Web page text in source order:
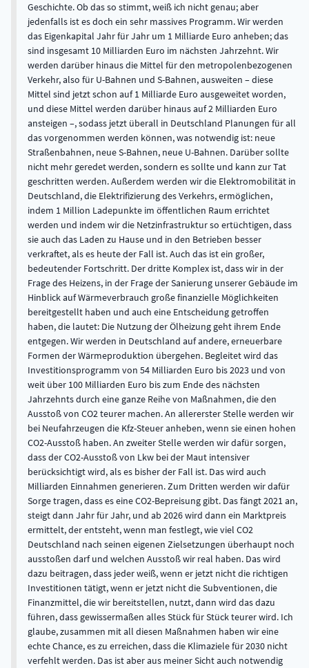
Geschichte. Ob das so stimmt, weiß ich nicht genau; aber
jedenfalls ist es doch ein sehr massives Programm. Wir werden
das Eigenkapital Jahr für Jahr um 1 Milliarde Euro anheben; das
sind insgesamt 10 Milliarden Euro im nächsten Jahrzehnt. Wir
werden darüber hinaus die Mittel für den metropolenbezogenen
Verkehr, also für U-Bahnen und S-Bahnen, ausweiten – diese
Mittel sind jetzt schon auf 1 Milliarde Euro ausgeweitet worden,
und diese Mittel werden darüber hinaus auf 2 Milliarden Euro
ansteigen –, sodass jetzt überall in Deutschland Planungen für all
das vorgenommen werden können, was notwendig ist: neue
Straßenbahnen, neue S-Bahnen, neue U-Bahnen. Darüber sollte
nicht mehr geredet werden, sondern es sollte und kann zur Tat
geschritten werden. Außerdem werden wir die Elektromobilität in
Deutschland, die Elektrifizierung des Verkehrs, ermöglichen,
indem 1 Million Ladepunkte im öffentlichen Raum errichtet
werden und indem wir die Netzinfrastruktur so ertüchtigen, dass
sie auch das Laden zu Hause und in den Betrieben besser
verkraftet, als es heute der Fall ist. Auch das ist ein großer,
bedeutender Fortschritt. Der dritte Komplex ist, dass wir in der
Frage des Heizens, in der Frage der Sanierung unserer Gebäude im
Hinblick auf Wärmeverbrauch große finanzielle Möglichkeiten
bereitgestellt haben und auch eine Entscheidung getroffen
haben, die lautet: Die Nutzung der Ölheizung geht ihrem Ende
entgegen. Wir werden in Deutschland auf andere, erneuerbare
Formen der Wärmeproduktion übergehen. Begleitet wird das
Investitionsprogramm von 54 Milliarden Euro bis 2023 und von
weit über 100 Milliarden Euro bis zum Ende des nächsten
Jahrzehnts durch eine ganze Reihe von Maßnahmen, die den
Ausstoß von CO2 teurer machen. An allererster Stelle werden wir
bei Neufahrzeugen die Kfz-Steuer anheben, wenn sie einen hohen
CO2-Ausstoß haben. An zweiter Stelle werden wir dafür sorgen,
dass der CO2-Ausstoß von Lkw bei der Maut intensiver
berücksichtigt wird, als es bisher der Fall ist. Das wird auch
Milliarden Einnahmen generieren. Zum Dritten werden wir dafür
Sorge tragen, dass es eine CO2-Bepreisung gibt. Das fängt 2021 an,
steigt dann Jahr für Jahr, und ab 2026 wird dann ein Marktpreis
ermittelt, der entsteht, wenn man festlegt, wie viel CO2
Deutschland nach seinen eigenen Zielsetzungen überhaupt noch
ausstoßen darf und welchen Ausstoß wir real haben. Das wird
dazu beitragen, dass jeder weiß, wenn er jetzt nicht die richtigen
Investitionen tätigt, wenn er jetzt nicht die Subventionen, die
Finanzmittel, die wir bereitstellen, nutzt, dann wird das dazu
führen, dass gewissermaßen alles Stück für Stück teurer wird. Ich
glaube, zusammen mit all diesen Maßnahmen haben wir eine
echte Chance, es zu erreichen, dass die Klimaziele für 2030 nicht
verfehlt werden. Das ist aber aus meiner Sicht auch notwendig